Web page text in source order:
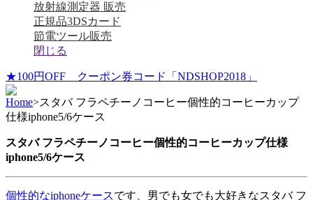
放射線測定器 販売
正規品3DSカード
節電ツール販売
閉じる
★100円OFF クーポン券コード「NDSHOP2018」
Home>スタバ フラペチーノコーヒー個性的コーヒーカップ
仕様iphone5/6ケース
スタバ フラペチーノコーヒー個性的コーヒーカップ仕様
iphone5/6ケース
個性的なiphoneケースです、男でも女でも大好きなスタバ フ